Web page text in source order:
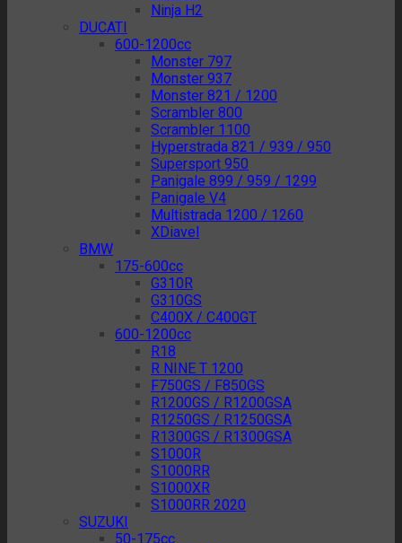
Ninja H2
DUCATI
600-1200cc
Monster 797
Monster 937
Monster 821 / 1200
Scrambler 800
Scrambler 1100
Hyperstrada 821 / 939 / 950
Supersport 950
Panigale 899 / 959 / 1299
Panigale V4
Multistrada 1200 / 1260
XDiavel
BMW
175-600cc
G310R
G310GS
C400X / C400GT
600-1200cc
R18
R NINE T 1200
F750GS / F850GS
R1200GS / R1200GSA
R1250GS / R1250GSA
R1300GS / R1300GSA
S1000R
S1000RR
S1000XR
S1000RR 2020
SUZUKI
50-175cc